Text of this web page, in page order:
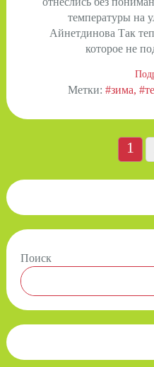
температуры на
Айнетдинова Так
которое не
Метки: #зима
Пагинация
записей 1
Поиск